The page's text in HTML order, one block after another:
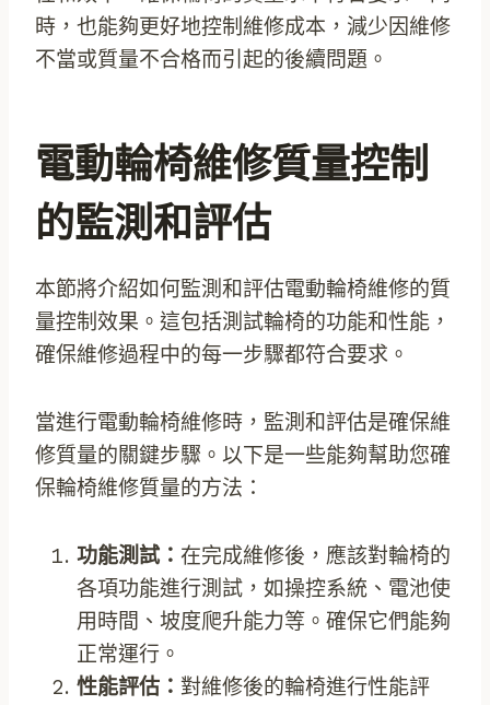
時，也能夠更好地控制維修成本，減少因維修
不當或質量不合格而引起的後續問題。
電動輪椅維修質量控制
的監測和評估
本節將介紹如何監測和評估電動輪椅維修的質
量控制效果。這包括測試輪椅的功能和性能，
確保維修過程中的每一步驟都符合要求。
當進行電動輪椅維修時，監測和評估是確保維
修質量的關鍵步驟。以下是一些能夠幫助您確
保輪椅維修質量的方法：
功能測試： 在完成維修後，應該對輪椅的
各項功能進行測試，如操控系統、電池使
用時間、坡度爬升能力等。確保它們能夠
正常運行。
性能評估： 對維修後的輪椅進行性能評